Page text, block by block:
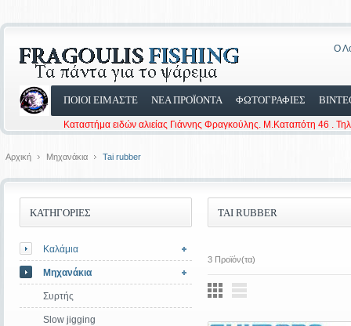
Ο
ΠΟΙΟΙ ΕΙΜΑΣΤΕ ΝΕΑ ΠΡΟΪΟΝΤΑ ΦΩΤΟΓΡΑΦΙΕΣ
Καταστήμα ειδών αλιείας Γιάννης Φραγκούλης. Μ.Καταπότη 46 .
Αρχική Μηχανάκια Tai rubber
TAI RUBBER
3 Προϊόν(τα)
ΚΑΤΗΓΟΡΙΕΣ
Καλάμια
Μηχανάκια
Συρτής
Slow jigging